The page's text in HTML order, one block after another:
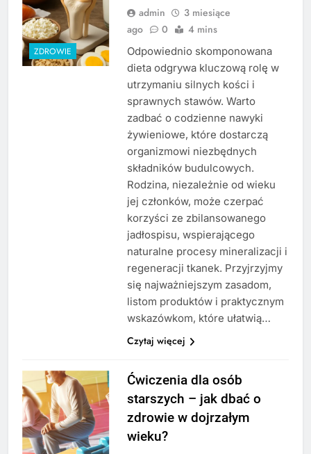
ZDROWIE
admin
3 miesiące
ago
0 4 mins
Odpowiednio skomponowana
dieta odgrywa kluczową rolę w
utrzymaniu silnych kości i
sprawnych stawów. Warto
zadbać o codzienne nawyki
żywieniowe, które dostarczą
organizmowi niezbędnych
składników budulcowych.
Rodzina, niezależnie od wieku
jej członków, może czerpać
korzyści ze zbilansowanego
jadłospisu, wspierającego
naturalne procesy mineralizacji i
regeneracji tkanek. Przyjrzyjmy
się najważniejszym zasadom,
listom produktów i praktycznym
wskazówkom, które ułatwią…
Czytaj więcej
Ćwiczenia dla osób
starszych – jak dbać o
zdrowie w dojrzałym
wieku?